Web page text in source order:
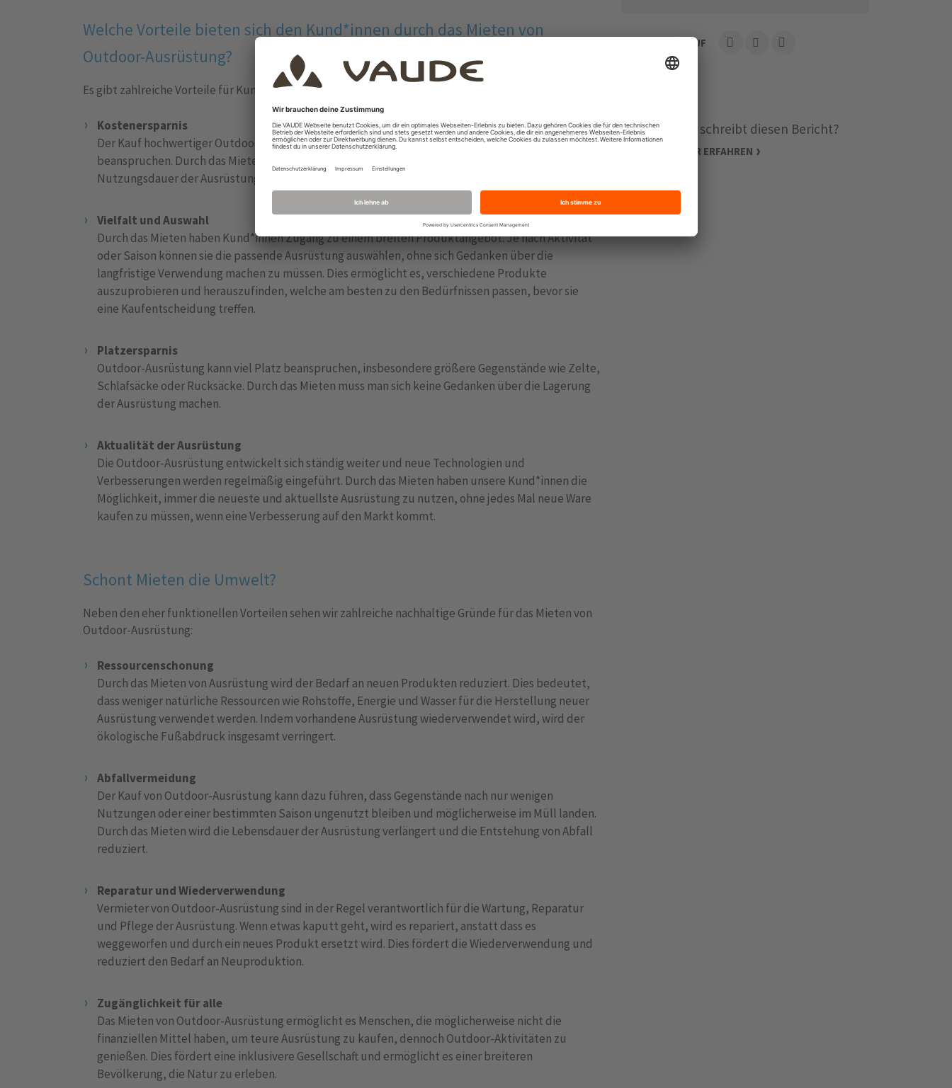
Welche Vorteile bieten sich den Kund*innen durch das Mieten von
Outdoor-Ausrüstung?
Es gibt zahlreiche Vorteile für Kunden, Outdoor-Ausrüstung zu mieten, anstatt sie zu kaufen.
Kostenersparnis
Der Kauf hochwertiger Outdoor-Ausrüstung kann das zur Verfügung stehende Budgets stark
beanspruchen. Durch das Mieten können Kund*innen Geld sparen, da sie nur für die tatsächliche
Nutzungsdauer der Ausrüstung bezahlen und nicht den vollen Kaufpreis aufwenden müssen.
Vielfalt und Auswahl
Durch das Mieten haben Kund*innen Zugang zu einem breiten Produktangebot. Je nach Aktivität
oder Saison können sie die passende Ausrüstung auswählen, ohne sich Gedanken über die
langfristige Verwendung machen zu müssen. Dies ermöglicht es, verschiedene Produkte
auszuprobieren und herauszufinden, welche am besten zu den Bedürfnissen passen, bevor sie
eine Kaufentscheidung treffen.
Platzersparnis
Outdoor-Ausrüstung kann viel Platz beanspruchen, insbesondere größere Gegenstände wie Zelte,
Schlafsäcke oder Rucksäcke. Durch das Mieten muss man sich keine Gedanken über die Lagerung
der Ausrüstung machen.
Aktualität der Ausrüstung
Die Outdoor-Ausrüstung entwickelt sich ständig weiter und neue Technologien und
Verbesserungen werden regelmäßig eingeführt. Durch das Mieten haben unsere Kund*innen die
Möglichkeit, immer die neueste und aktuellste Ausrüstung zu nutzen, ohne jedes Mal neue Ware
kaufen zu müssen, wenn eine Verbesserung auf den Markt kommt.
Schont Mieten die Umwelt?
Neben den eher funktionellen Vorteilen sehen wir zahlreiche nachhaltige Gründe für das Mieten von
Outdoor-Ausrüstung:
Ressourcenschonung
Durch das Mieten von Ausrüstung wird der Bedarf an neuen Produkten reduziert. Dies bedeutet,
dass weniger natürliche Ressourcen wie Rohstoffe, Energie und Wasser für die Herstellung neuer
Ausrüstung verwendet werden. Indem vorhandene Ausrüstung wiederverwendet wird, wird der
ökologische Fußabdruck insgesamt verringert.
Abfallvermeidung
Der Kauf von Outdoor-Ausrüstung kann dazu führen, dass Gegenstände nach nur wenigen
Nutzungen oder einer bestimmten Saison ungenutzt bleiben und möglicherweise im Müll landen.
Durch das Mieten wird die Lebensdauer der Ausrüstung verlängert und die Entstehung von Abfall
reduziert.
Reparatur und Wiederverwendung
Vermieter von Outdoor-Ausrüstung sind in der Regel verantwortlich für die Wartung, Reparatur
und Pflege der Ausrüstung. Wenn etwas kaputt geht, wird es repariert, anstatt dass es
weggeworfen und durch ein neues Produkt ersetzt wird. Dies fördert die Wiederverwendung und
reduziert den Bedarf an Neuproduktion.
Zugänglichkeit für alle
Das Mieten von Outdoor-Ausrüstung ermöglicht es Menschen, die möglicherweise nicht die
finanziellen Mittel haben, um teure Ausrüstung zu kaufen, dennoch Outdoor-Aktivitäten zu
genießen. Dies fördert eine inklusivere Gesellschaft und ermöglicht es einer breiteren
Bevölkerung, die Natur zu erleben.
SEITE TEILEN AUF
Wer schreibt diesen Bericht?
MEHR ERFAHREN